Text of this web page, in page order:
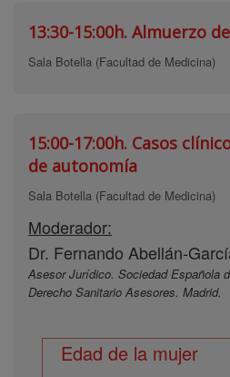
13:30-15:00h. Almuerzo
Sala Botella (Facultad de Medicina)
15:00-17:00h. Casos
de autonomía
Sala Botella (Facultad de Medicina)
Moderador:
Dr. Fernando Abellán-
Asesor Jurídico. Sociedad Española
Derecho Sanitario Asesores. Madrid.
Edad de la mujer